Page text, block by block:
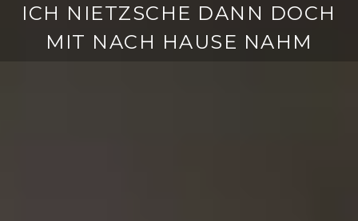
ICH NIETZSCHE DANN DOCH
MIT NACH HAUSE NAHM